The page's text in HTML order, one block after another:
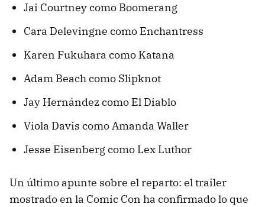
Jai Courtney como Boomerang
Cara Delevingne como Enchantress
Karen Fukuhara como Katana
Adam Beach como Slipknot
Jay Hernández como El Diablo
Viola Davis como Amanda Waller
Jesse Eisenberg como Lex Luthor
Un último apunte sobre el reparto: el trailer
mostrado en la Comic Con ha confirmado lo que